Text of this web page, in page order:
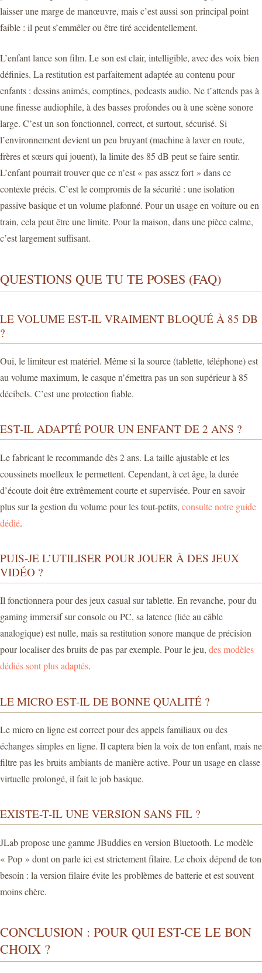
laisser une marge de manœuvre, mais c’est aussi son principal point
faible : il peut s’emmêler ou être tiré accidentellement.
L’enfant lance son film. Le son est clair, intelligible, avec des voix bien
définies. La restitution est parfaitement adaptée au contenu pour
enfants : dessins animés, comptines, podcasts audio. Ne t’attends pas à
une finesse audiophile, à des basses profondes ou à une scène sonore
large. C’est un son fonctionnel, correct, et surtout, sécurisé. Si
l’environnement devient un peu bruyant (machine à laver en route,
frères et sœurs qui jouent), la limite des 85 dB peut se faire sentir.
L’enfant pourrait trouver que ce n’est « pas assez fort » dans ce
contexte précis. C’est le compromis de la sécurité : une isolation
passive basique et un volume plafonné. Pour un usage en voiture ou en
train, cela peut être une limite. Pour la maison, dans une pièce calme,
c’est largement suffisant.
QUESTIONS QUE TU TE POSES (FAQ)
LE VOLUME EST-IL VRAIMENT BLOQUÉ À 85 DB
?
Oui, le limiteur est matériel. Même si la source (tablette, téléphone) est
au volume maximum, le casque n’émettra pas un son supérieur à 85
décibels. C’est une protection fiable.
EST-IL ADAPTÉ POUR UN ENFANT DE 2 ANS ?
Le fabricant le recommande dès 2 ans. La taille ajustable et les
coussinets moelleux le permettent. Cependant, à cet âge, la durée
d’écoute doit être extrêmement courte et supervisée. Pour en savoir
plus sur la gestion du volume pour les tout-petits, consulte notre guide
dédié.
PUIS-JE L’UTILISER POUR JOUER À DES JEUX
VIDÉO ?
Il fonctionnera pour des jeux casual sur tablette. En revanche, pour du
gaming immersif sur console ou PC, sa latence (liée au câble
analogique) est nulle, mais sa restitution sonore manque de précision
pour localiser des bruits de pas par exemple. Pour le jeu, des modèles
dédiés sont plus adaptés.
LE MICRO EST-IL DE BONNE QUALITÉ ?
Le micro en ligne est correct pour des appels familiaux ou des
échanges simples en ligne. Il captera bien la voix de ton enfant, mais ne
filtre pas les bruits ambiants de manière active. Pour un usage en classe
virtuelle prolongé, il fait le job basique.
EXISTE-T-IL UNE VERSION SANS FIL ?
JLab propose une gamme JBuddies en version Bluetooth. Le modèle
« Pop » dont on parle ici est strictement filaire. Le choix dépend de ton
besoin : la version filaire évite les problèmes de batterie et est souvent
moins chère.
CONCLUSION : POUR QUI EST-CE LE BON
CHOIX ?